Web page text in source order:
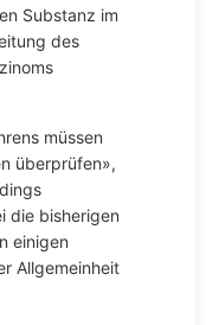
Substanz im
des
müssen
überprüfen»,
die bisherigen
einigen
Allgemeinheit